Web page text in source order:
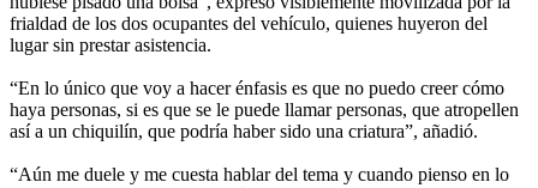
frialdad de los dos ocupantes del vehículo, quienes huyeron del
lugar sin prestar asistencia.
“En lo único que voy a hacer énfasis es que no puedo creer cómo
haya personas, si es que se le puede llamar personas, que atropellen
así a un chiquilín, que podría haber sido una criatura”, añadió.
“Aún me duele y me cuesta hablar del tema y cuando pienso en lo